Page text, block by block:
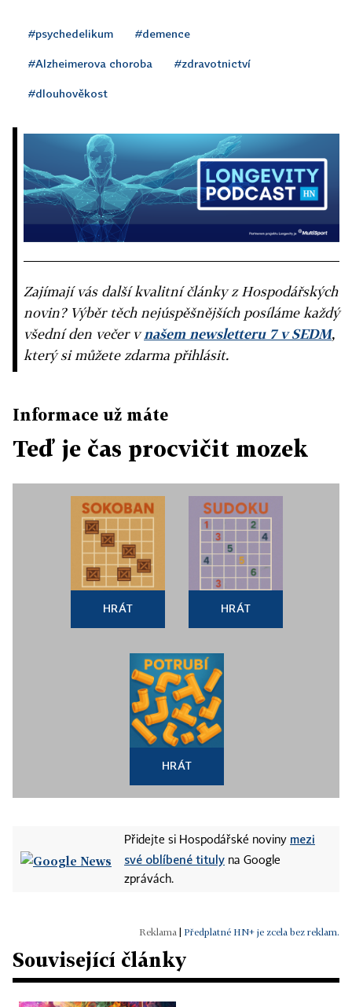
#psychedelikum #demence
#Alzheimerova choroba #zdravotnictví
#dlouhověkost
Zajímají vás další kvalitní články z Hospodářských
novin? Výběr těch nejúspěšnějších posíláme každý
všední den večer vnašem newsletteru 7 v SEDM,
který si můžete zdarma přihlásit.
Informace už máte
Teď je čas procvičit mozek
HRÁT HRÁT
HRÁT
Přidejte si Hospodářské noviny mezi
své oblíbené tituly na Google
zprávách.
| Předplatné HN+ je zcela bez reklam.
Související články